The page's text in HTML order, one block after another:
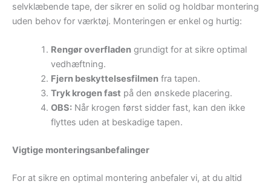
selvklæbende tape, der sikrer en solid og holdbar montering
uden behov for værktøj. Monteringen er enkel og hurtig:
Rengør overfladengrundigt for at sikre optimal
vedhæftning.
Fjern beskyttelsesfilmenfra tapen.
Tryk krogen fast på den ønskede placering.
OBS:Når krogen først sidder fast, kan den ikke
flyttes uden at beskadige tapen.
Vigtige monteringsanbefalinger
For at sikre en optimal montering anbefaler vi, at du altid